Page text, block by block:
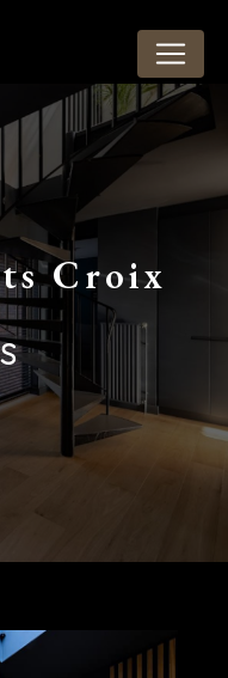
Croix